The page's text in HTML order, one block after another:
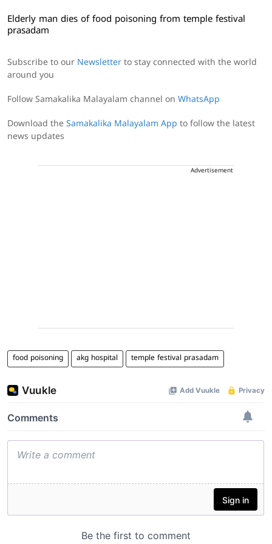
Elderly man dies of food poisoning from temple festival
prasadam
Subscribe to our Newsletter to stay connected with the world
around you
Follow Samakalika Malayalam channel on WhatsApp
Download the Samakalika Malayalam App to follow the latest
news updates
Advertisement
food poisoning akg hospital temple festival prasadam